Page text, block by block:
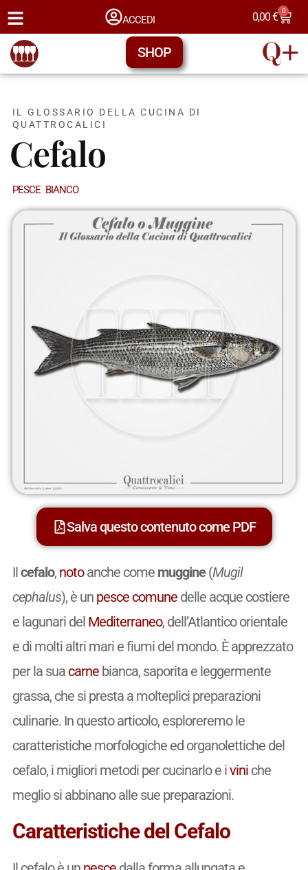
ACCEDI 0,00€ 0
SHOP
IL GLOSSARIO DELLA CUCINA DI
QUATTROCALICI
Cefalo
PESCE BIANCO
Salva questo contenuto come PDF
Il cefalo, notoanche come muggine(Mugil
cephalus), è un pesce comunedelle acque costiere
e lagunari del Mediterraneo, dell’Atlantico orientale
e di molti altri mari e fiumi del mondo. È apprezzato
per la sua carnebianca, saporita e leggermente
grassa, che si presta a molteplici preparazioni
culinarie. In questo articolo, esploreremo le
caratteristiche morfologiche ed organolettiche del
cefalo, i migliori metodi per cucinarlo e iviniche
meglio si abbinano alle sue preparazioni.
Caratteristiche del Cefalo